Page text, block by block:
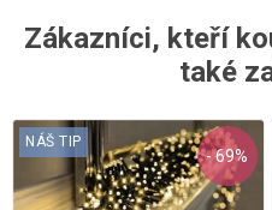
Zákazníci, kteří
také
- 69%
NÁŠ TIP